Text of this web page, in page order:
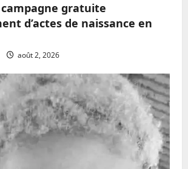
campagne gratuite
d’actes de naissance en
août 2, 2026